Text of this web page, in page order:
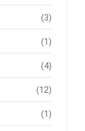
(3)
(1)
(4)
(12)
(1)